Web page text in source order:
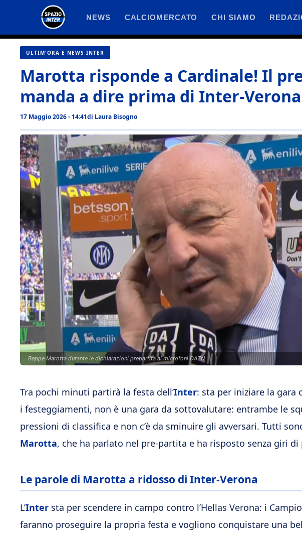
contenuto
NEWS CALCIOMERCATO CHI SIAMO
ULTIM'ORA E NEWS INTER
Marotta risponde a Cardinale! Il
manda a dire prima di Inter-Verona
17 Maggio 2026 - 14:41di Laura Bisogno
Beppe Marotta durante le dichiarazioni prepartita ai microfoni DAZN
Tra pochi minuti partirà la festa dell’Inter: sta per iniziare la gara
i festeggiamenti, non è una gara da sottovalutare: entrambe le
pressioni di classifica e non c’è da sminuire gli avversari. Tutti
Marotta, che ha parlato nel pre-partita e ha risposto senza giri di
Le parole di Marotta a ridosso di Inter-Verona
L’Inter sta per scendere in campo contro l’Hellas Verona: i
faranno proseguire la propria festa e vogliono conquistare una